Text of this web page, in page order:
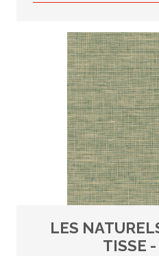
LES
TISSE